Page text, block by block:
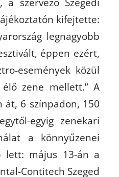
kifejtette:
legnagyobb
éppen ezért,
események közül
zene mellett.” A
át, 6 színpadon, 150
egyig zenekari
a könnyűzenei
lett: május 13-án a
Contitech Szeged